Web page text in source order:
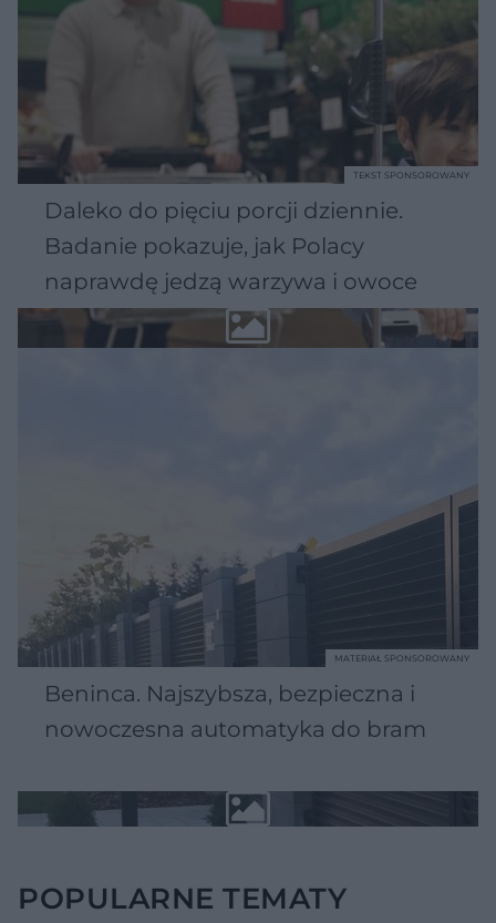
Daleko do pięciu porcji dziennie.
Badanie pokazuje, jak Polacy
naprawdę jedzą warzywa i owoce
TEKST SPONSOROWANY
Beninca. Najszybsza, bezpieczna i
nowoczesna automatyka do bram
MATERIAŁ SPONSOROWANY
POPULARNE TEMATY